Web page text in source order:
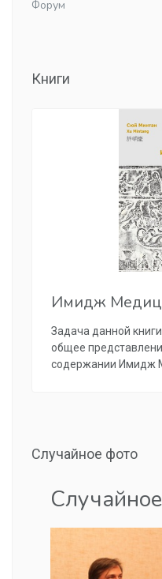
Форум
Книги
Имидж
Задача данной
общее
содержании Имидж
Случайное фото